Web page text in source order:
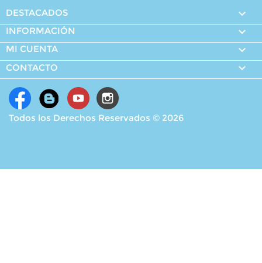
DESTACADOS 
INFORMACIÓN 
MI CUENTA 
CONTACTO 
Todos los Derechos Reservados © 2026